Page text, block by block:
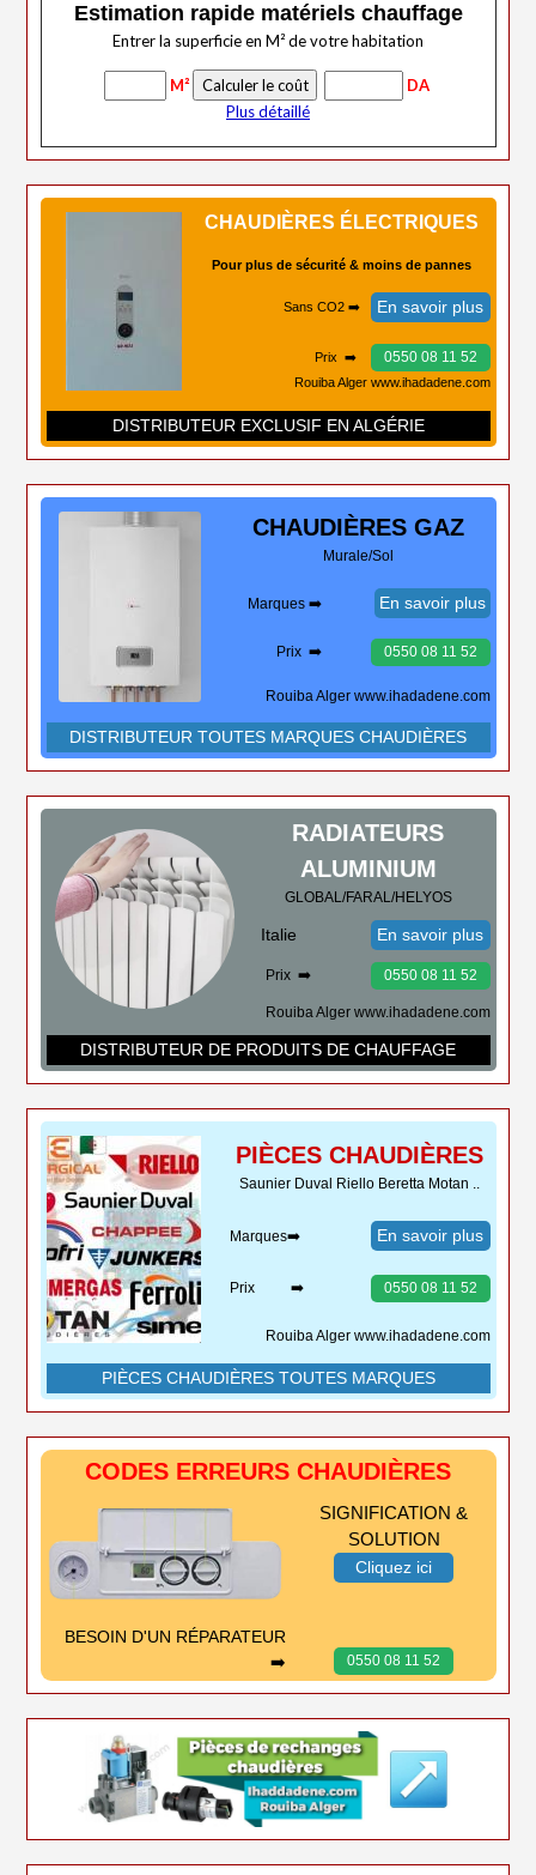
Estimation rapide matériels chauffage
Entrer la superficie en M² de votre habitation
M²
DA
Plus détaillé
CHAUDIÈRES ÉLECTRIQUES
Pour plus de sécurité & moins de pannes
Sans CO2 ➡️ En savoir plus
Prix ➡️ 0550 08 11 52
Rouiba Alger www.ihadadene.com
DISTRIBUTEUR EXCLUSIF EN ALGÉRIE
CHAUDIÈRES GAZ
Murale/Sol
Marques ➡️ En savoir plus
Prix ➡️ 0550 08 11 52
Rouiba Alger www.ihadadene.com
DISTRIBUTEUR TOUTES MARQUES CHAUDIÈRES
RADIATEURS
ALUMINIUM
GLOBAL/FARAL/HELYOS
Italie En savoir plus
Prix ➡️ 0550 08 11 52
Rouiba Alger www.ihadadene.com
DISTRIBUTEUR DE PRODUITS DE CHAUFFAGE
PIÈCES CHAUDIÈRES
Saunier Duval Riello Beretta Motan ..
Marques➡️ En savoir plus
Prix ➡️ 0550 08 11 52
Rouiba Alger www.ihadadene.com
PIÈCES CHAUDIÈRES TOUTES MARQUES
CODES ERREURS CHAUDIÈRES
SIGNIFICATION &
SOLUTION
Cliquez ici
0550 08 11 52
BESOIN D'UN RÉPARATEUR
➡️